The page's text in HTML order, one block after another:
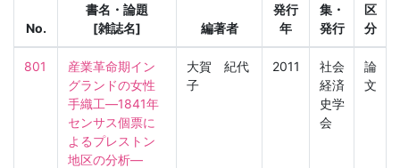
No.
書名・論題
[雑誌名]
編著者
発行
年
集・
発行
区
分
801
産業革命期イン
グランドの女性
手織工―1841年
センサス個票に
よるプレストン
地区の分析―
大賀 紀代
子
2011
社会
経済
史学
会
論
文